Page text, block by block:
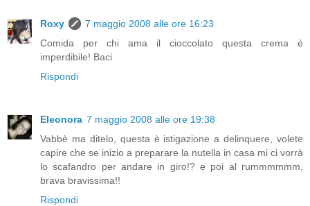
Roxy
7 maggio 2008 alle ore 16:23
Comida per chi ama il cioccolato questa crema è
imperdibile! Baci
Rispondi
Eleonora 7 maggio 2008 alle ore 19:38
Vabbè ma ditelo, questa è istigazione a delinquere, volete
capire che se inizio a preparare la nutella in casa mi ci vorrà
lo scafandro per andare in giro!? e poi al rummmmmm,
brava bravissima!!
Rispondi